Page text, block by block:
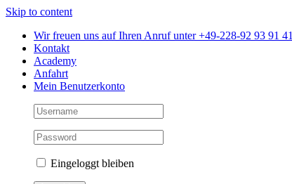
Skip to content
Wir freuen uns auf Ihren Anruf unter +49-228-92 93 91 41
Kontakt
Academy
Anfahrt
Mein Benutzerkonto
Eingeloggt bleiben